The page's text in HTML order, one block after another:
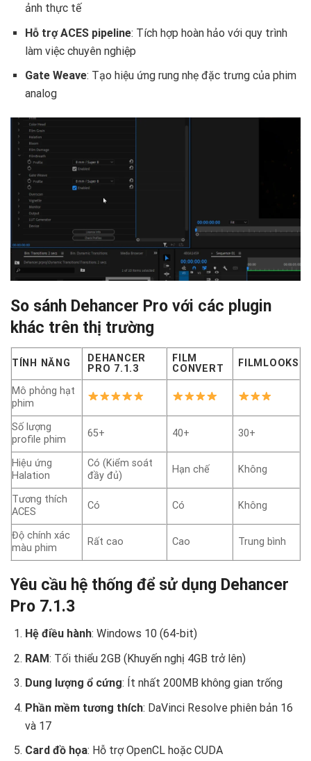
ảnh thực tế
Hỗ trợ ACES pipeline: Tích hợp hoàn hảo với quy trình
làm việc chuyên nghiệp
Gate Weave: Tạo hiệu ứng rung nhẹ đặc trưng của phim
analog
So sánh Dehancer Pro với các plugin
khác trên thị trường
TÍNH NĂNG
DEHANCER
PRO 7.1.3
FILM
CONVERT
FILMLOOKS
Mô phỏng hạt
phim
Số lượng
profile phim
65+ 40+ 30+
Hiệu ứng
Halation
Có (Kiểm soát
đầy đủ)
Hạn chế Không
Tương thích
ACES
Có Có Không
Độ chính xác
màu phim
Rất cao Cao Trung bình
Yêu cầu hệ thống để sử dụng Dehancer
Pro 7.1.3
Hệ điều hành: Windows 10 (64-bit)
RAM: Tối thiểu 2GB (Khuyến nghị 4GB trở lên)
Dung lượng ổ cứng: Ít nhất 200MB không gian trống
Phần mềm tương thích: DaVinci Resolve phiên bản 16
và 17
Card đồ họa: Hỗ trợ OpenCL hoặc CUDA